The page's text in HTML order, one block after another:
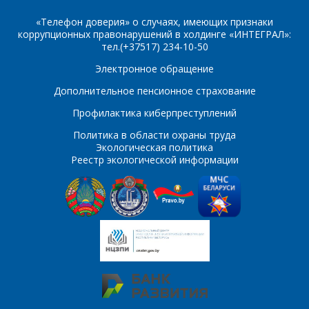
ПОИСК
«Телефон доверия» о случаях, имеющих признаки
коррупционных правонарушений в холдинге «ИНТЕГРАЛ»:
тел.(+37517) 234-10-50
Электронное обращение
Дополнительное пенсионное страхование
Профилактика киберпреступлений
Политика в области охраны труда
Экологическая политика
Реестр экологической информации
Телефон*
Интересующий товар/
услуга, их количество
*
Комментарий
Интересующий товар/
Сообщение*
Я согласен на
обработку